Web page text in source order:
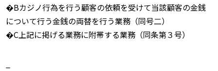
�Bカジノ行為を行う顧客の依頼を受けて当該顧客の金銭
について行う金銭の両替を行う業務（同号二）
�C上記に掲げる業務に附帯する業務（同条第３号）